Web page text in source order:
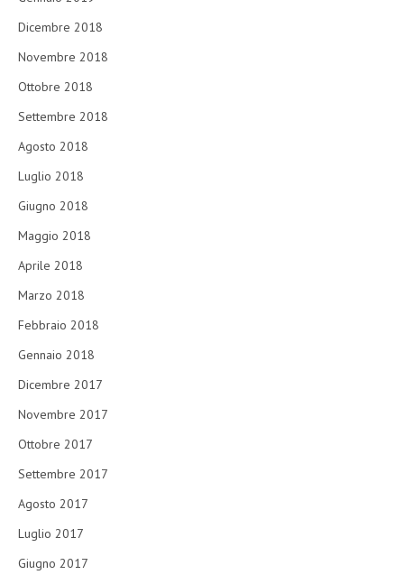
Dicembre 2018
Novembre 2018
Ottobre 2018
Settembre 2018
Agosto 2018
Luglio 2018
Giugno 2018
Maggio 2018
Aprile 2018
Marzo 2018
Febbraio 2018
Gennaio 2018
Dicembre 2017
Novembre 2017
Ottobre 2017
Settembre 2017
Agosto 2017
Luglio 2017
Giugno 2017